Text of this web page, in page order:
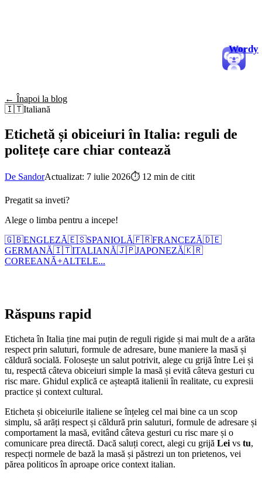
Wordy
← Înapoi la blog
🇮🇹Italiană
Etichetă și obiceiuri în Italia: reguli de
politețe care chiar contează
De SandorActualizat: 7 iulie 2026⏱ 12 min de citit
Pregatit sa inveti?
Alege o limba pentru a incepe!
🇬🇧ENGLEZĂ🇪🇸SPANIOLĂ🇫🇷FRANCEZĂ🇩🇪
GERMANĂ🇮🇹ITALIANĂ🇯🇵JAPONEZĂ🇰🇷
COREEANĂ+ALTELE...
Răspuns rapid
Eticheta în Italia ține mai puțin de reguli rigide și mai mult de a arăta
respect prin saluturi, formule de adresare, bune maniere la masă și
căldură socială. Folosește un salut potrivit, alege cu grijă între Lei și
tu, respectă câteva obiceiuri simple la masă și evită câteva gesturi cu
risc mare. Ghidul explică ce așteaptă italienii în realitate, cu expresii
practice și context cultural.
Eticheta și obiceiurile italiene se înțeleg cel mai bine ca un scop
simplu, să arăți respect și căldură prin saluturi, formule de adresare și
comportament la masă, evitând câteva gesturi cu risc mare și o
comunicare prea directă. Dacă saluți corect, alegi cu grijă Lei vs tu,
respecți normele de bază la masă și păstrezi un ton prietenos, vei
părea politicos în aproape orice context italian.